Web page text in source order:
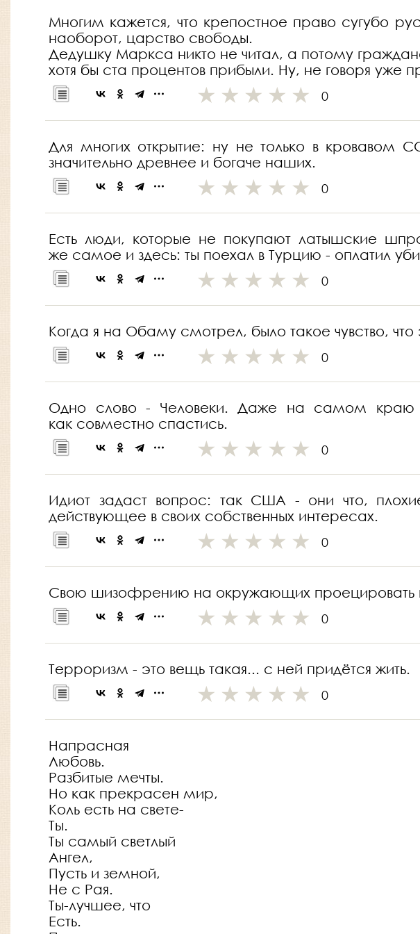
Многим кажется, что крепостное право сугубо
наоборот, царство свободы.
Дедушку Маркса никто не читал, а потому
хотя бы ста процентов прибыли. Ну, не говоря уже
0
Для многих открытие: ну не только в кровавом
значительно древнее и богаче наших.
0
Есть люди, которые не покупают латышские
же самое и здесь: ты поехал в Турцию - оплатил
0
Когда я на Обаму смотрел, было такое чувство,
0
Одно слово - Человеки. Даже на самом краю
как совместно спастись.
0
Идиот задаст вопрос: так США - они что,
действующее в своих собственных интересах.
0
Свою шизофрению на окружающих проецировать
0
Терроризм - это вещь такая... с ней придётся жить.
0
Напрасная
Любовь.
Разбитые мечты.
Но как прекрасен мир,
Коль есть на свете-
Ты.
Ты самый светлый
Ангел,
Пусть и земной,
Не с Рая.
Ты-лучшее, что
Есть.